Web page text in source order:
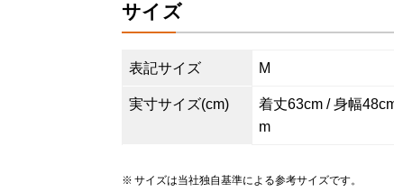
サイズ
表記サイズ M
実寸サイズ(cm)
着丈63cm / 身幅
m
サイズは当社独自基準による参考サイズです。